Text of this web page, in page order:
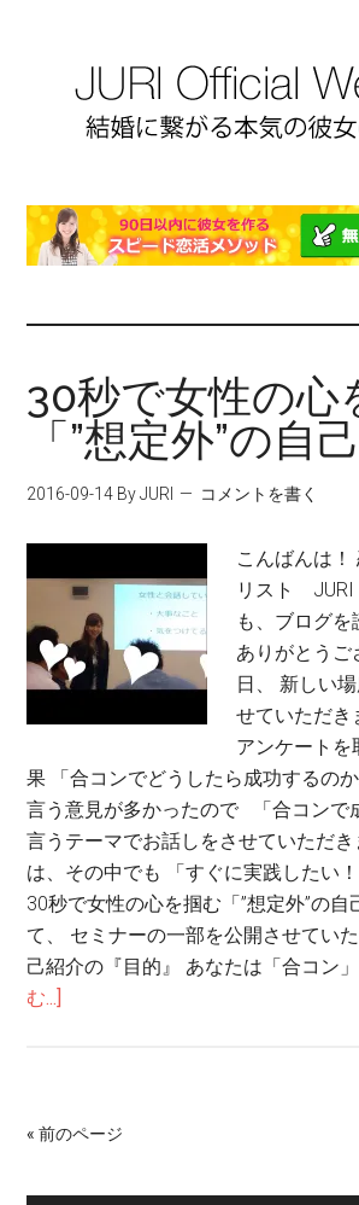
30秒で女性の心
「”想定外”の自
2016-09-14 By JURI コメントを書く
こんばんは！
リスト
も、ブログ
ありがとう
日、 新しい
せていただ
アンケートを
果 「合コンでどうしたら成功するの
言う意見が多かったので 「合コンで
言うテーマでお話しをさせていただ
は、その中でも 「すぐに実践したい
30秒で女性の心を掴む「”想定外”の
て、 セミナーの一部を公開させてい
己紹介の『目的』 あなたは「合コン
む...]
« 前のページ